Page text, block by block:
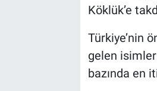
Köklük’e
Türkiye’nin
gelen
bazında en